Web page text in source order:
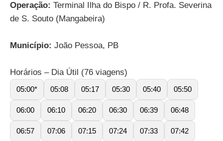
Operação: Terminal Ilha do Bispo / R. Profa. Severina
de S. Souto (Mangabeira)
Município: João Pessoa, PB
Horários – Dia Útil (76 viagens)
05:00* 05:08 05:17 05:30 05:40 05:50
06:00 06:10 06:20 06:30 06:39 06:48
06:57 07:06 07:15 07:24 07:33 07:42